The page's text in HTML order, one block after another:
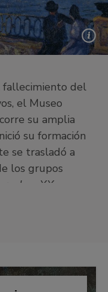
fallecimiento del
el Museo
su amplia
su formación
se trasladó a
los grupos
Les XX
pintando
más simbolistas
sombrío de la